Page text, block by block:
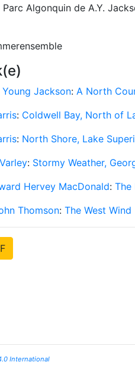
Algonquin de A.Y.
Jackson: A North
: Coldwell Bay, North of
: North Shore, Lake
: Stormy Weather,
Hervey MacDonald: The
Thomson: The West Wind
International